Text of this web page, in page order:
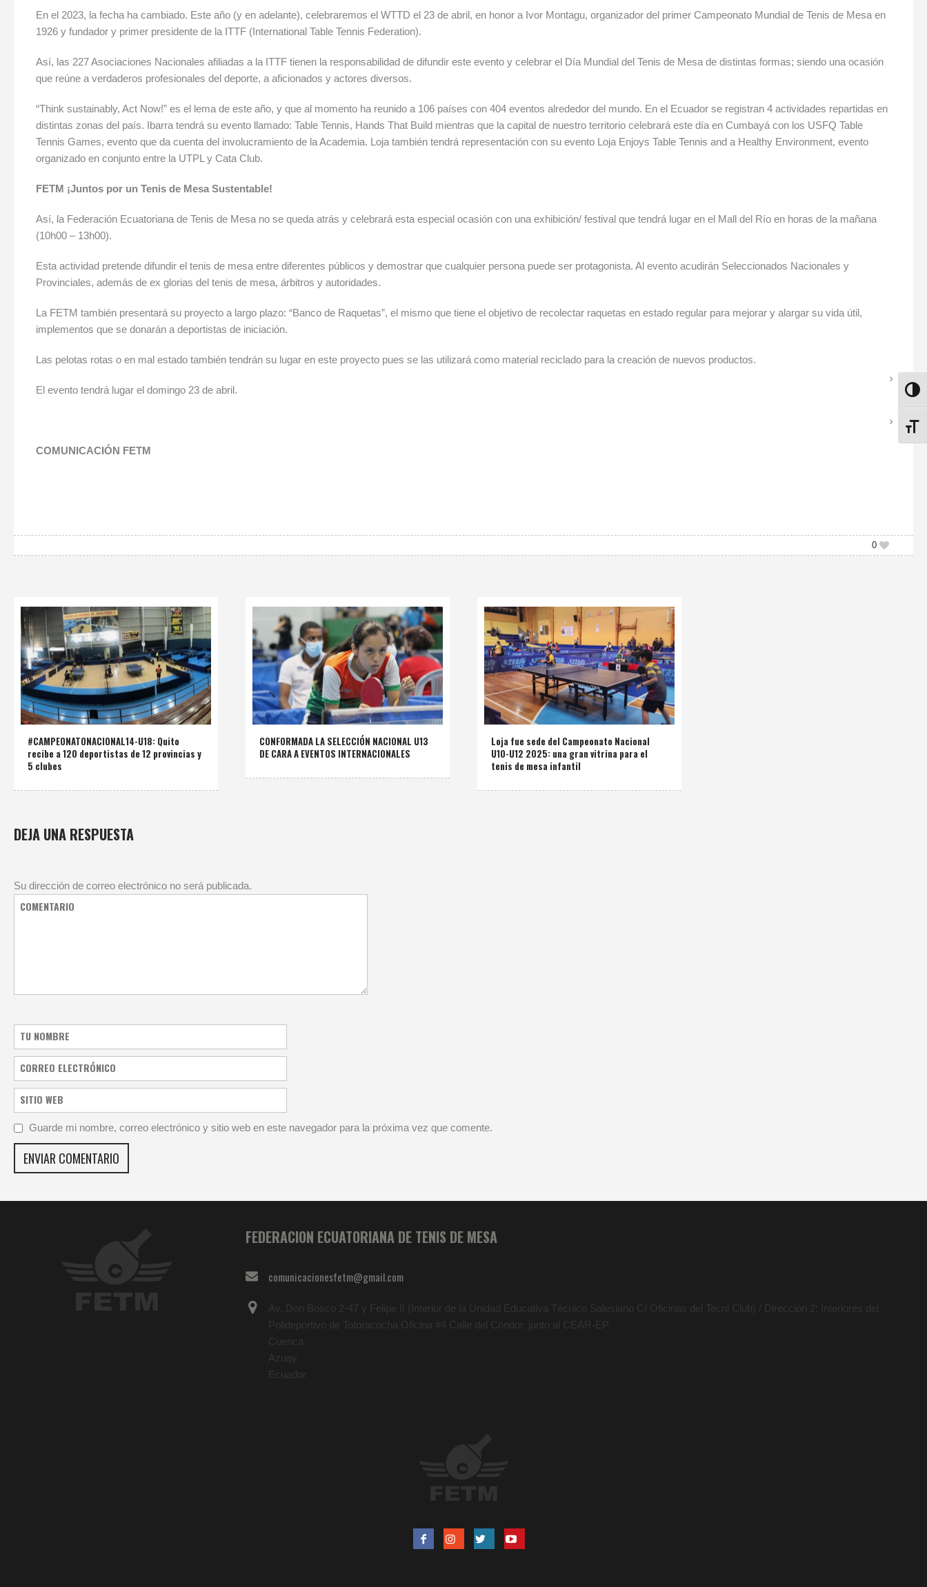
En el 2023, la fecha ha cambiado. Este año (y en adelante), celebraremos el WTTD el 23 de abril, en honor a Ivor Montagu, organizador del primer Campeonato Mundial de Tenis de Mesa en
1926 y fundador y primer presidente de la ITTF (International Table Tennis Federation).
Así, las 227 Asociaciones Nacionales afiliadas a la ITTF tienen la responsabilidad de difundir este evento y celebrar el Día Mundial del Tenis de Mesa de distintas formas; siendo una ocasión
que reúne a verdaderos profesionales del deporte, a aficionados y actores diversos.
“Think sustainably, Act Now!” es el lema de este año, y que al momento ha reunido a 106 países con 404 eventos alrededor del mundo. En el Ecuador se registran 4 actividades repartidas en
distintas zonas del país. Ibarra tendrá su evento llamado: Table Tennis, Hands That Build mientras que la capital de nuestro territorio celebrará este día en Cumbayá con los USFQ Table
Tennis Games, evento que da cuenta del involucramiento de la Academia. Loja también tendrá representación con su evento Loja Enjoys Table Tennis and a Healthy Environment, evento
organizado en conjunto entre la UTPL y Cata Club.
FETM ¡Juntos por un Tenis de Mesa Sustentable!
Así, la Federación Ecuatoriana de Tenis de Mesa no se queda atrás y celebrará esta especial ocasión con una exhibición/ festival que tendrá lugar en el Mall del Río en horas de la mañana
(10h00 – 13h00).
Esta actividad pretende difundir el tenis de mesa entre diferentes públicos y demostrar que cualquier persona puede ser protagonista. Al evento acudirán Seleccionados Nacionales y
Provinciales, además de ex glorias del tenis de mesa, árbitros y autoridades.
La FETM también presentará su proyecto a largo plazo: “Banco de Raquetas”, el mismo que tiene el objetivo de recolectar raquetas en estado regular para mejorar y alargar su vida útil,
implementos que se donarán a deportistas de iniciación.
Las pelotas rotas o en mal estado también tendrán su lugar en este proyecto pues se las utilizará como material reciclado para la creación de nuevos productos.
El evento tendrá lugar el domingo 23 de abril.
COMUNICACIÓN FETM
0
#CAMPEONATONACIONAL14-U18: Quito
recibe a 120 deportistas de 12 provincias y
5 clubes
CONFORMADA LA SELECCIÓN NACIONAL U13
DE CARA A EVENTOS INTERNACIONALES
Loja fue sede del Campeonato Nacional
U10-U12 2025: una gran vitrina para el
tenis de mesa infantil
DEJA UNA RESPUESTA
Su dirección de correo electrónico no será publicada.
Guarde mi nombre, correo electrónico y sitio web en este navegador para la próxima vez que comente.
FEDERACION ECUATORIANA DE TENIS DE MESA
comunicacionesfetm@gmail.com
Av. Don Bosco 2-47 y Felipe II (Interior de la Unidad Educativa Técnico Salesiano C/ Oficinas del Tecni Club) / Dirección 2: Interiores del
Polideportivo de Totoracocha Oficina #4 Calle del Cóndor, junto al CEAR-EP
Cuenca
Azuay
Ecuador